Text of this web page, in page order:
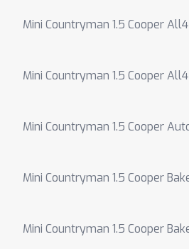
Mini Countryman 1.5 Cooper
Mini Countryman 1.5 Cooper
Mini Countryman 1.5 Cooper
Mini Countryman 1.5 Cooper
Mini Countryman 1.5 Cooper